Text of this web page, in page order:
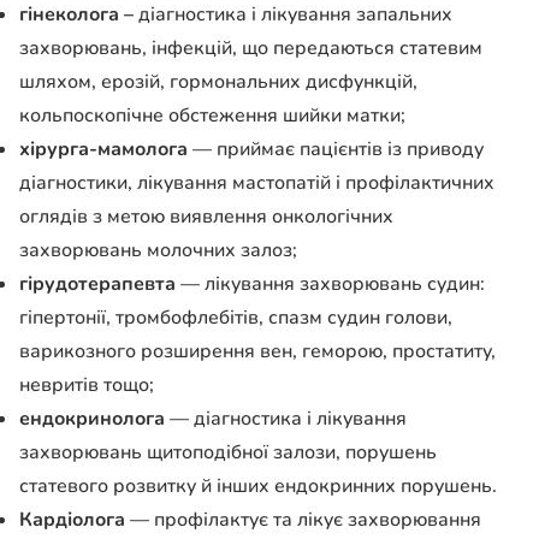
гінеколога –діагностика і лікування запальних
захворювань, інфекцій, що передаються статевим
шляхом, ерозій, гормональних дисфункцій,
кольпоскопічне обстеження шийки матки;
хірурга-мамолога — приймає пацієнтів із приводу
діагностики, лікування мастопатій і профілактичних
оглядів з метою виявлення онкологічних
захворювань молочних залоз;
гірудотерапевта — лікування захворювань судин:
гіпертонії, тромбофлебітів, спазм судин голови,
варикозного розширення вен, геморою, простатиту,
невритів тощо;
ендокринолога —діагностика і лікування
захворювань щитоподібної залози, порушень
статевого розвитку й інших ендокринних порушень.
Кардіолога — профілактує та лікує захворювання